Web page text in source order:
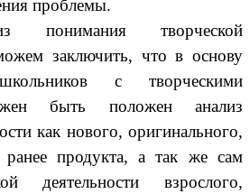
проблемы.
понимания творческой
заключить, что в основу
с творческими
быть положен анализ
как нового, оригинального,
продукта, а так же сам
деятельности взрослого,